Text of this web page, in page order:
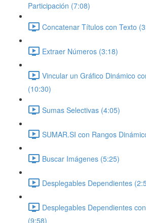
Participación (7:08)
Concatenar Títulos con Texto
Extraer Números (3:18)
Vincular un Gráfico Dinámico
(10:30)
Sumas Selectivas (4:05)
SUMAR.SI con Rangos
Buscar Imágenes (5:25)
Desplegables Dependientes
Desplegables Dependientes
(9:58)